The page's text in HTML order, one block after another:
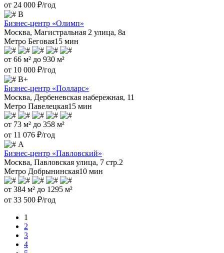
от 24 000 ₽/год
B
Бизнес-центр «Олимп»
Москва, Магистральная 2 улица, 8а
Метро Беговая15 мин
от 66 м² до 930 м²
от 10 000 ₽/год
B+
Бизнес-центр «Полларс»
Москва, Дербеневская набережная, 11
Метро Павелецкая15 мин
от 73 м² до 358 м²
от 11 076 ₽/год
А
Бизнес-центр «Павловский»
Москва, Павловская улица, 7 стр.2
Метро Добрынинская10 мин
от 384 м² до 1295 м²
от 33 500 ₽/год
1
2
3
4